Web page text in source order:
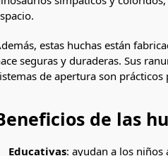
estas huchas están
seguras y duraderas. Sus
de apertura son
de las
Educativas: ayudan a los